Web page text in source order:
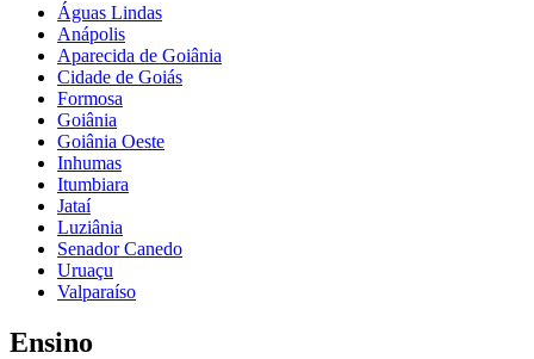
Águas Lindas
Anápolis
Aparecida de Goiânia
Cidade de Goiás
Formosa
Goiânia
Goiânia Oeste
Inhumas
Itumbiara
Jataí
Luziânia
Senador Canedo
Uruaçu
Valparaíso
Ensino